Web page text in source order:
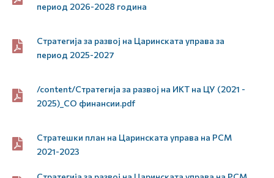
период 2026-2028 година
Стратегија за развој на Царинската управа за
период 2025-2027
/content/Стратегија за развој на ИКТ на ЦУ (2021 -
2025)_СО финансии.pdf
Стратешки план на Царинската управа на РСМ
2021-2023